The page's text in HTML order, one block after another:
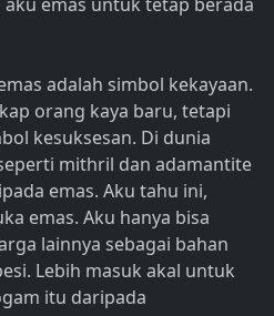
adalah simbol kekayaan.
orang kaya baru, tetapi
kesuksesan. Di dunia
mithril dan adamantite
emas. Aku tahu ini,
emas. Aku hanya bisa
lainnya sebagai bahan
Lebih masuk akal untuk
itu daripada